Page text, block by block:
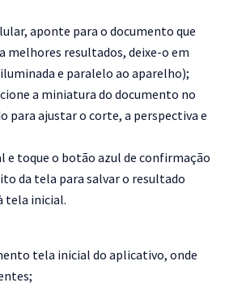
aponte para o documento que
melhores resultados, deixe-o em
e paralelo ao aparelho);
a miniatura do documento no
para ajustar o corte, a perspectiva e
e toque o botão azul de confirmação
da tela para salvar o resultado
tela inicial.
tela inicial do aplicativo, onde